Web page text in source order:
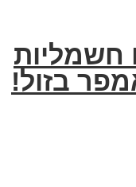
חשמליות